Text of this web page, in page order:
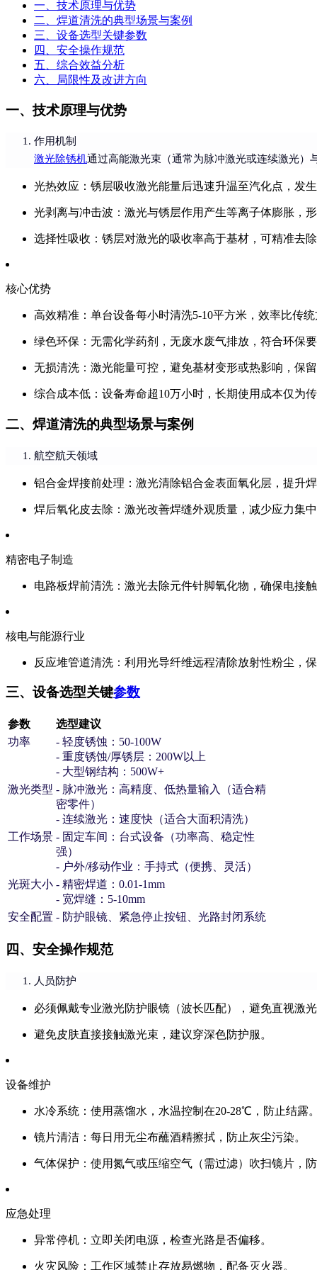
一、技术原理与优势
二、焊道清洗的典型场景与案例
三、设备选型关键参数
四、安全操作规范
五、综合效益分析
六、局限性及改进方向
一、技术原理与优势
作用机制
激光除锈机通过高能激光束（通常为脉冲激光或连续激光）
光热效应 ：锈层吸收激光能量后迅速升温至汽化点，发
光剥离与冲击波 ：激光与锈层作用产生等离子体膨胀，
选择性吸收 ：锈层对激光的吸收率高于基材，可精准去
核心优势
高效精准 ：单台设备每小时清洗5-10平方米，效率比传
绿色环保 ：无需化学药剂，无废水废气排放，符合环保
无损清洗 ：激光能量可控，避免基材变形或热影响，保
综合成本低 ：设备寿命超10万小时，长期使用成本仅为
二、焊道清洗的典型场景与案例
航空航天领域
铝合金焊接前处理 ：激光清除铝合金表面氧化层，提升
焊后氧化皮去除 ：激光改善焊缝外观质量，减少应力集
精密电子制造
电路板焊前清洗 ：激光去除元件针脚氧化物，确保电接
核电与能源行业
反应堆管道清洗 ：利用光导纤维远程清除放射性粉尘，
三、设备选型关键参数
参数
选型建议
功率
- 轻度锈蚀：50-100W
- 重度锈蚀/厚锈层：200W以上
- 大型钢结构：500W+
激光类型 - 脉冲激光：高精度、低热量输入（适合精
密零件）
- 连续激光：速度快（适合大面积清洗）
工作场景 - 固定车间：台式设备（功率高、稳定性
强）
- 户外/移动作业：手持式（便携、灵活）
光斑大小 - 精密焊道：0.01-1mm
- 宽焊缝：5-10mm
安全配置 - 防护眼镜、紧急停止按钮、光路封闭系统
四、安全操作规范
人员防护
必须佩戴专业激光防护眼镜（波长匹配），避免直视激
避免皮肤直接接触激光束，建议穿深色防护服。
设备维护
水冷系统 ：使用蒸馏水，水温控制在20-28℃，防止结露
镜片清洁 ：每日用无尘布蘸酒精擦拭，防止灰尘污染。
气体保护 ：使用氮气或压缩空气（需过滤）吹扫镜片，
应急处理
异常停机：立即关闭电源，检查光路是否偏移。
火灾风险：工作区域禁止存放易燃物，配备灭火器。